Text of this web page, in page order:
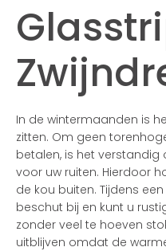
In de wintermaanden is
zitten. Om geen
betalen, is het
voor uw ruiten. Hierdoor
de kou buiten. Tijdens
beschut bij en kunt u
zonder veel te hoeven
uitblijven omdat de